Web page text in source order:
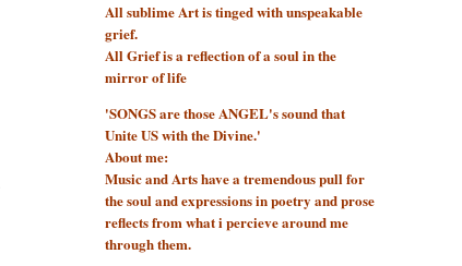
All sublime Art is tinged with unspeakable
grief.
All Grief is a reflection of a soulin the
mirror of life
'SONGS are those ANGEL's sound that
Unite US with the Divine.'
About me:
Music and Arts have a tremendous pull for
the soul and expressions in poetry and prose
reflects from what i percieve around me
through them.